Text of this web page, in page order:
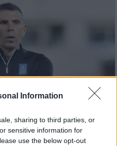
Information
sharing to third parties, or
sensitive information for
use the below opt-out